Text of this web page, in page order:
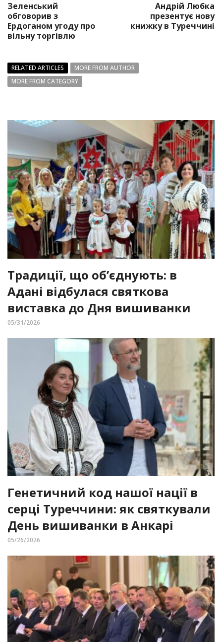
Зеленський
обговорив з
Ердоганом угоду про
вільну торгівлю
Андрій Любка
презентує нову
книжку в Туреччині
RELATED ARTICLES
MORE FROM AUTHOR
MORE FROM CATEGORY
Традиції, що об’єднують: в
Адані відбулася святкова
виставка до Дня вишиванки
05/31/2026
Генетичний код нашої нації в
серці Туреччини: як святкували
День вишиванки в Анкарі
05/26/2026